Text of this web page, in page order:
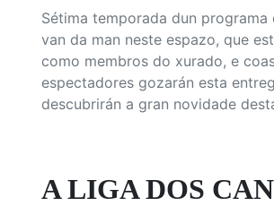
Sétima temporada dun
van da man neste espazo, que
como membros do xurado, e
espectadores gozarán esta
descubrirán a gran novidade
A LIGA DOS